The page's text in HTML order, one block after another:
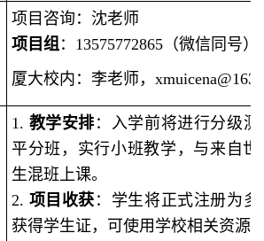
项目咨询：沈老师
项目组 ：13575772865（微信同号）
厦大校内：李老师，
1. 教学安排 ：入学前将进行分级
平分班，实行小班教学，与来自
生混班上课。
2. 项目收获 ：学生将正式注册为
获得学生证，可使用学校相关资源